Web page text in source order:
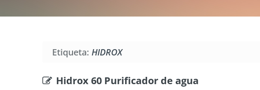
Etiqueta: HIDROX
Hidrox 60 Purificador de agua